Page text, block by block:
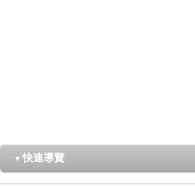
▼ 快速導覽